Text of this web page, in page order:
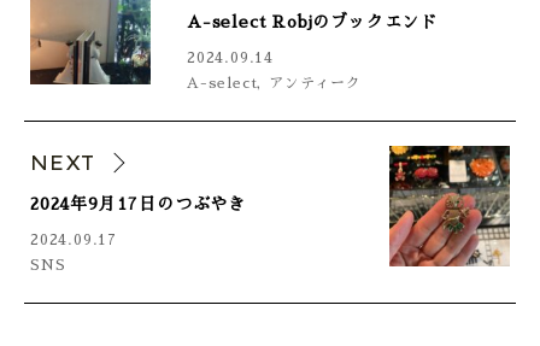
A-select Robjのブックエンド
2024.09.14
A-select, アンティーク
NEXT
2024年9月17日のつぶやき
2024.09.17
SNS